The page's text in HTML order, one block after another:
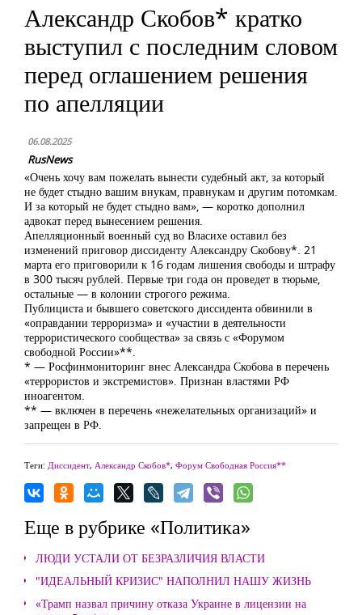
Александр Скобов* кратко
выступил с последним словом
перед оглашением решения
по апелляции
06.08.2025
RusNews
«Очень хочу вам пожелать вынести судебный акт, за который
не будет стыдно вашим внукам, правнукам и другим потомкам.
И за который не будет стыдно вам», — коротко дополнил
адвокат перед вынесением решения.
Апелляционный военный суд во Власихе оставил без
изменений приговор диссиденту Александру Скобову*. 21
марта его приговорили к 16 годам лишения свободы и штрафу
в 300 тысяч рублей. Первые три года он проведет в тюрьме,
остальные — в колонии строгого режима.
Публициста и бывшего советского диссидента обвинили в
«оправдании терроризма» и «участии в деятельности
террористического сообщества» за связь с «Форумом
свободной России»**.
* — Росфинмониторинг внес Александра Скобова в перечень
«террористов и экстремистов». Признан властями РФ
иноагентом.
** — включен в перечень «нежелательных организаций» и
запрещен в РФ.
Теги: Диссидент, Александр Скобов*, Форум Свободная Россия**
Еще в рубрике «Политика»
ЛЮДИ УСТАЛИ ОТ БЕЗРАЗЛИЧИЯ ВЛАСТИ
"ИДЕАЛЬНЫЙ КРИЗИС" НАПОЛНИЛ НАШУ ЖИЗНЬ
«Трамп назвал причину отказа Украине в лицензии на